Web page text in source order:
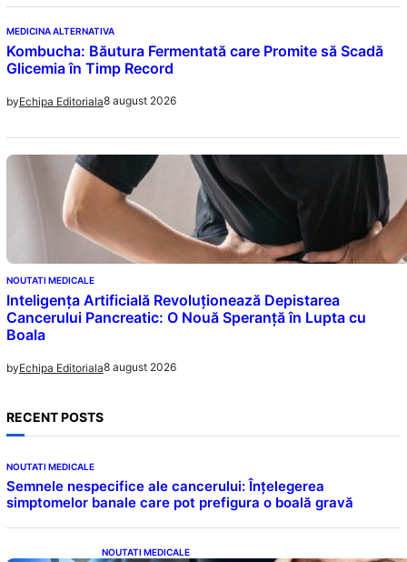
MEDICINA ALTERNATIVA
Kombucha: Băutura Fermentată care Promite să Scadă
Glicemia în Timp Record
byEchipa Editoriala8 august 2026
NOUTATI MEDICALE
Inteligența Artificială Revoluționează Depistarea
Cancerului Pancreatic: O Nouă Speranță în Lupta cu
Boala
byEchipa Editoriala8 august 2026
RECENT POSTS
NOUTATI MEDICALE
Semnele nespecifice ale cancerului: Înțelegerea
simptomelor banale care pot prefigura o boală gravă
NOUTATI MEDICALE